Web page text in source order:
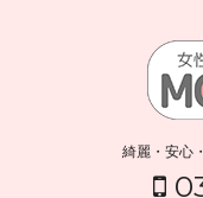
綺麗・安心